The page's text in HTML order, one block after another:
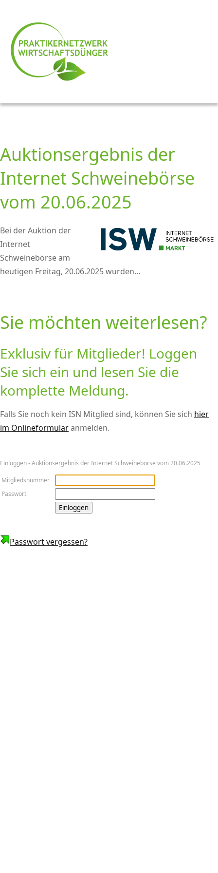
Auktionsergebnis der
Internet Schweinebörse
vom 20.06.2025
Bei der Auktion der
Internet
Schweinebörse am
heutigen Freitag, 20.06.2025 wurden…
Sie möchten weiterlesen?
Exklusiv für Mitglieder! Loggen
Sie sich ein und lesen Sie die
komplette Meldung.
Falls Sie noch kein ISN Mitglied sind, können Sie sich hier
im Onlineformularanmelden.
Ein­log­gen - Auktionsergebnis der Internet Schweinebörse vom 20.06.2025
Mitgliedsnummer
Passwort
Passwort vergessen?